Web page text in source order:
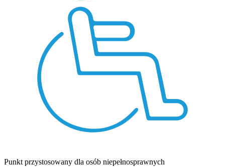
Punkt przystosowany dla osób niepełnosprawnych